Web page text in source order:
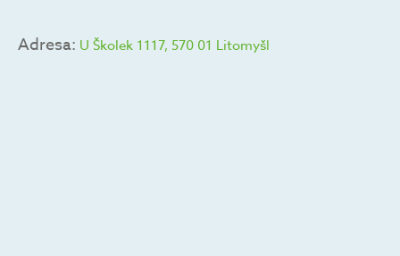
Adresa: U Školek 1117, 570 01 Litomyšl